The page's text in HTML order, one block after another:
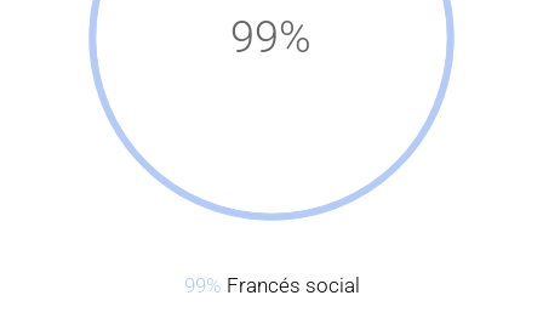
99%
99% Francés social